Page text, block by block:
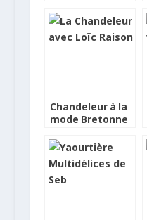
Norvège
Chandeleur à la
mode Bretonne